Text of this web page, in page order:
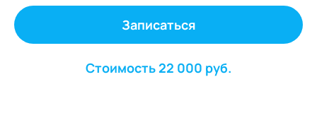
Записаться
Стоимость 22 000 руб.